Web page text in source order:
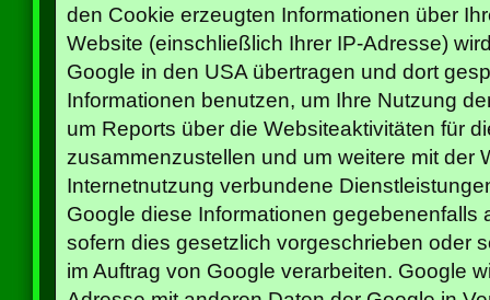
den Cookie erzeugten Informationen über
Website (einschließlich Ihrer IP-Adresse)
Google in den USA übertragen und dort
Informationen benutzen, um Ihre Nutzung
um Reports über die Websiteaktivitäten für
zusammenzustellen und um weitere mit der
Internetnutzung verbundene
Google diese Informationen gegebenenfalls
sofern dies gesetzlich vorgeschrieben oder
im Auftrag von Google verarbeiten. Google